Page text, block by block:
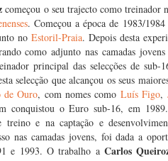
começou o seu trajecto como treinador
. Começou a época de 1983/
no Estoril-Praia. Depois desta
como adjunto nas camadas
principal das selecções de
selecção que alcançou os seus
de Ouro, com nomes como Luís Figo,
conquistou o Euro sub-16, em
treino e na captação e
nas camadas jovens, foi dada a
e 1993. O trabalho a Carlos